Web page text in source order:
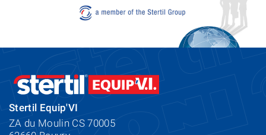
Stertil Equip'VI
ZA du Moulin CS 70005